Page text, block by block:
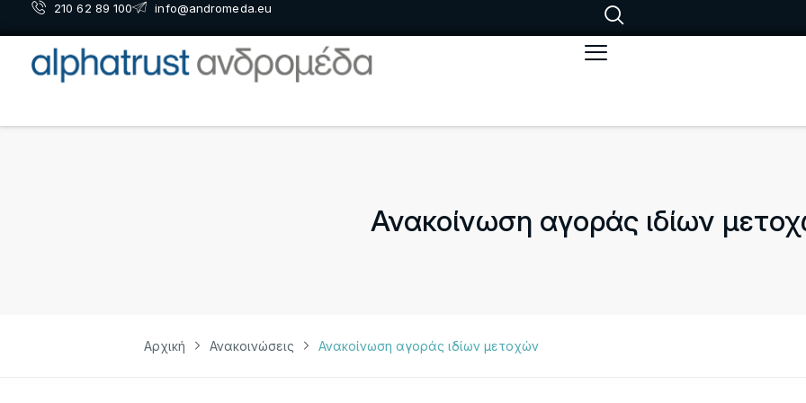
210 62 89 100 info@andromeda.eu
Ανακοίνωση αγοράς ιδίων
Αρχική Ανακοινώσεις Ανακοίνωση αγοράς ιδίων μετοχών